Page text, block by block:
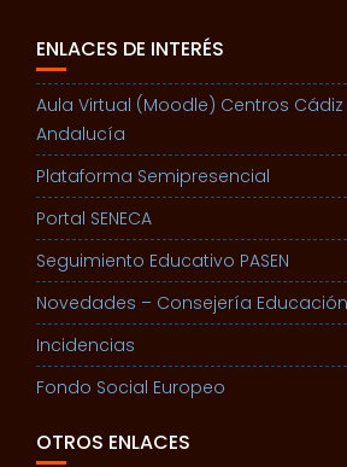
ENLACES DE INTERÉS
Aula Virtual (Moodle) Centros
Andalucía
Plataforma Semipresencial
Portal SENECA
Seguimiento Educativo PASEN
Novedades – Consejería Educación
Incidencias
Fondo Social Europeo
OTROS ENLACES